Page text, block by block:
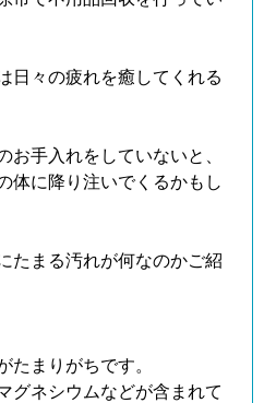
日々の疲れを癒してくれる
お手入れをしていないと、
体に降り注いでくるかもし
たまる汚れが何なのかご紹
たまりがちです。
グネシウムなどが含まれて